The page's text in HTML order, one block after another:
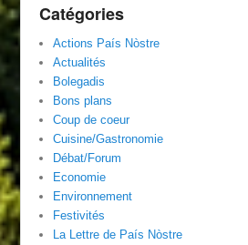
Catégories
Actions País Nòstre
Actualités
Bolegadis
Bons plans
Coup de coeur
Cuisine/Gastronomie
Débat/Forum
Economie
Environnement
Festivités
La Lettre de País Nòstre